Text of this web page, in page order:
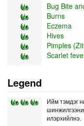
Bug Bite
Burns
Eczema
Hives
Pimples
Scarlet
Legend
Ийм тэмдэг
илэрхийлнэ.